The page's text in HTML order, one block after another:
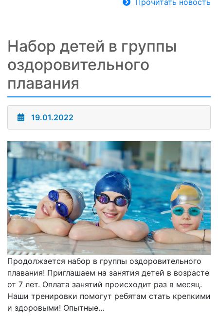
Набор детей в группы
оздоровительного
плавания
19.01.2022
Продолжается набор в группы оздоровительного
плавания! Приглашаем на занятия детей в возрасте
от 7 лет. Оплата занятий происходит раз в месяц.
Наши тренировки помогут ребятам стать крепкими
и здоровыми! Опытные…